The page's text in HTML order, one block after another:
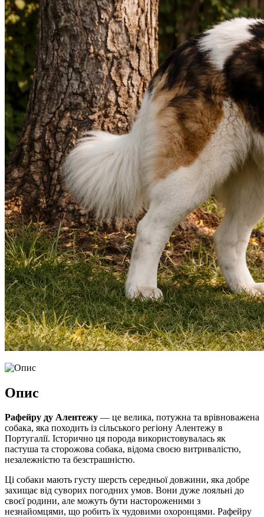
Опис
Рафейру ду Алентежу — це велика, потужна та врівноважена
собака, яка походить із сільського регіону Алентежу в
Португалії. Історично ця порода використовувалась як
пастуша та сторожова собака, відома своєю витривалістю,
незалежністю та безстрашністю.
Ці собаки мають густу шерсть середньої довжини, яка добре
захищає від суворих погодних умов. Вони дуже лояльні до
своєї родини, але можуть бути настороженими з
незнайомцями, що робить їх чудовими охоронцями. Рафейру